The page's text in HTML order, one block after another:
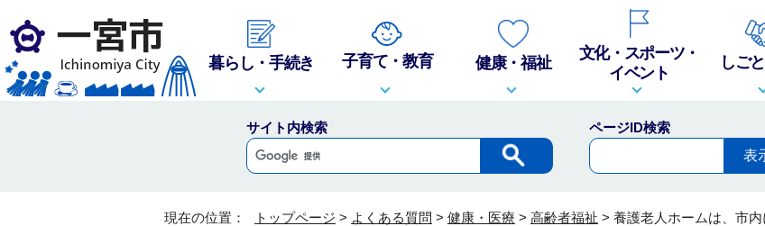
暮らし・手続き 子育て・教育 健康・福祉
文化・スポーツ・
イベント
しご
サイト内検索
ページID検索
現在の位置： トップページ > よくある質問 > 健康・医療 > 高齢者福祉 > 養護老人ホームは、市内